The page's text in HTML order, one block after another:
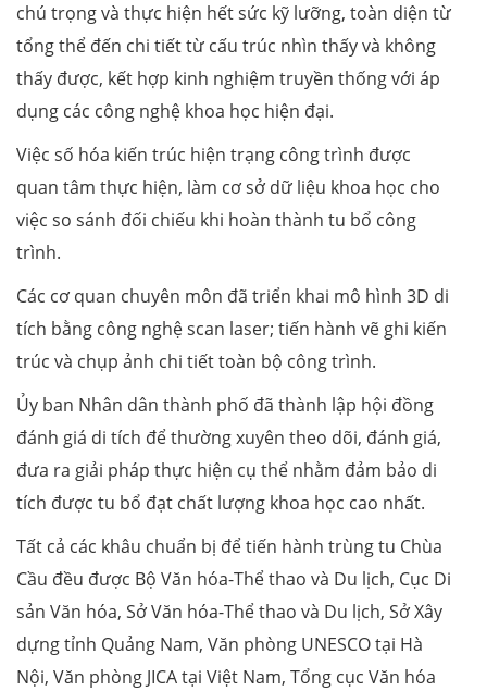
chú trọng và thực hiện hết sức kỹ lưỡng, toàn diện từ
tổng thể đến chi tiết từ cấu trúc nhìn thấy và không
thấy được, kết hợp kinh nghiệm truyền thống với áp
dụng các công nghệ khoa học hiện đại.
Việc số hóa kiến trúc hiện trạng công trình được
quan tâm thực hiện, làm cơ sở dữ liệu khoa học cho
việc so sánh đối chiếu khi hoàn thành tu bổ công
trình.
Các cơ quan chuyên môn đã triển khai mô hình 3D di
tích bằng công nghệ scan laser; tiến hành vẽ ghi kiến
trúc và chụp ảnh chi tiết toàn bộ công trình.
Ủy ban Nhân dân thành phố đã thành lập hội đồng
đánh giá di tích để thường xuyên theo dõi, đánh giá,
đưa ra giải pháp thực hiện cụ thể nhằm đảm bảo di
tích được tu bổ đạt chất lượng khoa học cao nhất.
Tất cả các khâu chuẩn bị để tiến hành trùng tu Chùa
Cầu đều được Bộ Văn hóa-Thể thao và Du lịch, Cục Di
sản Văn hóa, Sở Văn hóa-Thể thao và Du lịch, Sở Xây
dựng tỉnh Quảng Nam, Văn phòng UNESCO tại Hà
Nội, Văn phòng JICA tại Việt Nam, Tổng cục Văn hóa